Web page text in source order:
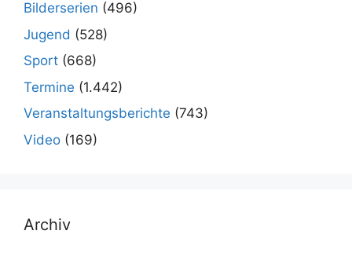
Bilderserien (496)
Jugend (528)
Sport (668)
Termine (1.442)
Veranstaltungsberichte (743)
Video (169)
Archiv